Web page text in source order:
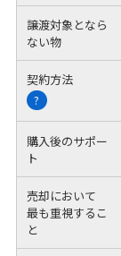
譲渡対象となら
ない物
契約方法
?
購入後のサポー
ト
売却において
最も重視するこ
と